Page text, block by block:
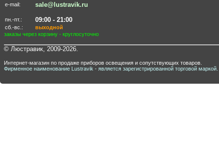
e-mail: sale@lustravik.ru
пн.-пт.: 09:00 - 21:00
сб.-вс.:
выходной
заказы через корзину - круглосуточно
© Люстравик, 2009-2026.
Интернет-магазин по продаже приборов освещения и сопутствующих товаров.
Фирменное наименование Lustravik - является зарегистрированной торговой